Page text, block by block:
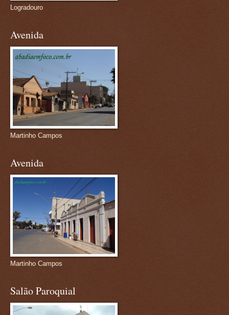
Logradouro
Avenida
Martinho Campos
Avenida
Martinho Campos
Salão Paroquial